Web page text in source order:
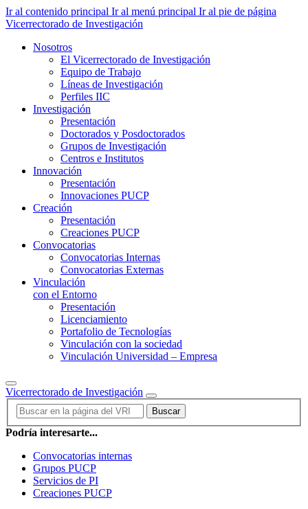
Ir al contenido principal Ir al menú principal Ir al pie de página
Vicerrectorado de Investigación
Nosotros
El Vicerrectorado de Investigación
Equipo de Trabajo
Líneas de Investigación
Perfiles IIC
Investigación
Presentación
Doctorados y Posdoctorados
Grupos de Investigación
Centros e Institutos
Innovación
Presentación
Innovaciones PUCP
Creación
Presentación
Creaciones PUCP
Convocatorias
Convocatorias Internas
Convocatorias Externas
Vinculación
con el Entorno
Presentación
Licenciamiento
Portafolio de Tecnologías
Vinculación con la sociedad
Vinculación Universidad – Empresa
Vicerrectorado de Investigación
Buscar
Podría interesarte...
Convocatorias internas
Grupos PUCP
Servicios de PI
Creaciones PUCP